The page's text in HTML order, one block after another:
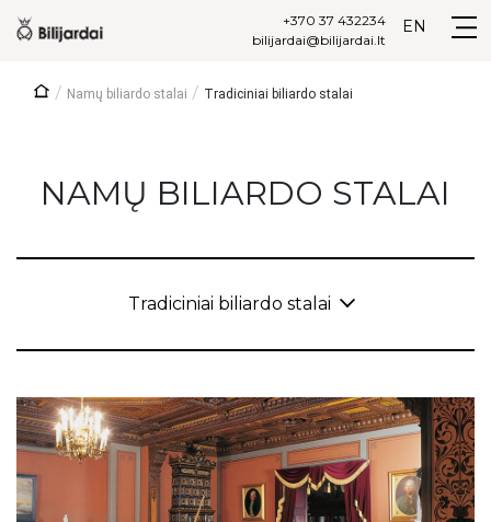
+370 37 432234
bilijardai@bilijardai.lt
EN
/ Namų biliardo stalai / Tradiciniai biliardo stalai
NAMŲ BILIARDO STALAI
Tradiciniai biliardo stalai